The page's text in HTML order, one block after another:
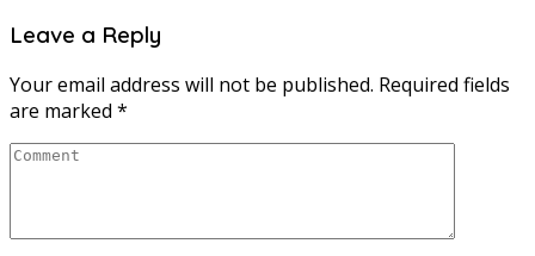
Leave a Reply
Your email address will not be published. Required fields
are marked *